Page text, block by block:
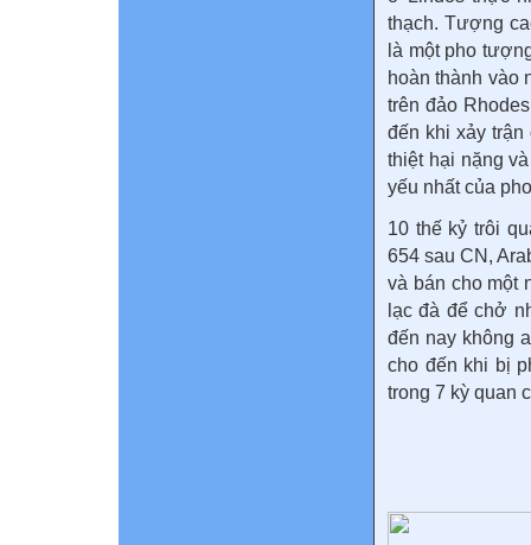
thạch. Tượng
là một pho
hoàn thành vào
trên đảo
đến khi xảy
thiệt hại nặng
yếu nhất của
10 thế kỷ trôi
654 sau CN,
và bán cho một
lạc đà để chở
đến nay không
cho đến khi bị
trong 7 kỳ quan